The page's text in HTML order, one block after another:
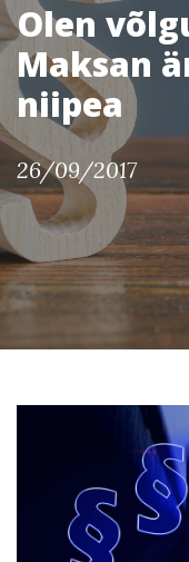
Olen
Maksan
niipea
26/09/2017